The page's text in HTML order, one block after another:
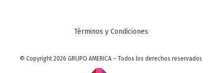
Términos y Condiciones
© Copyright 2026 GRUPO AMERICA – Todos los derechos reservados